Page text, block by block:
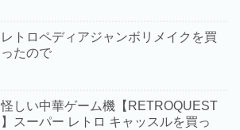
レトロペディアジャンボリメイクを買
ったので
怪しい中華ゲーム機【RETROQUEST
】スーパー レトロ キャッスルを買っ